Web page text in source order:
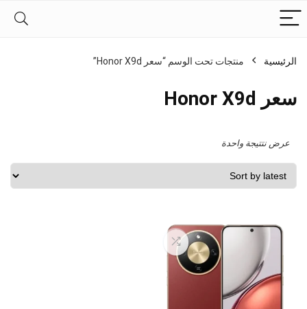
الرئيسية منتجات تحت الوسم “سعر Honor X9d”
سعر Honor X9d
عرض نتتيجة واحدة